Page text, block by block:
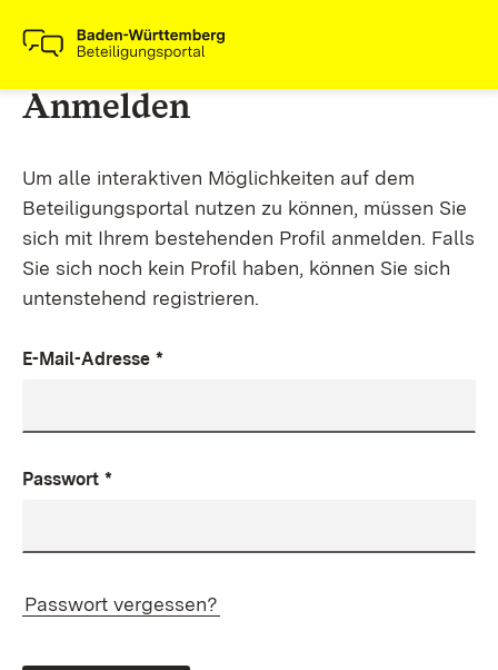
Anmelden
Um alle interaktiven Möglichkeiten auf dem
Beteiligungsportal nutzen zu können, müssen Sie
sich mit Ihrem bestehenden Profil anmelden. Falls
Sie sich noch kein Profil haben, können Sie sich
untenstehend registrieren.
E-Mail-Adresse *
Passwort *
Passwort vergessen?